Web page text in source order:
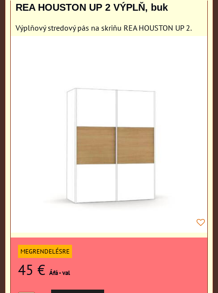
REA HOUSTON UP 2 VÝPLŇ, buk
Výplňový stredový pás na skriňu REA HOUSTON UP 2.
MEGRENDELÉSRE
45 € Áfá - val